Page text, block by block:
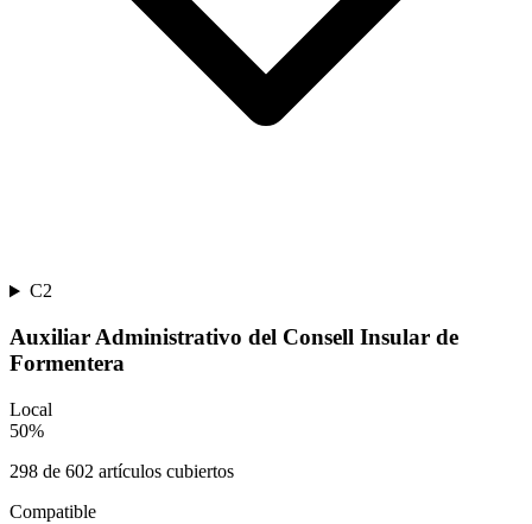
C2
Auxiliar Administrativo del Consell Insular de
Formentera
Local
50%
298 de 602 artículos cubiertos
Compatible